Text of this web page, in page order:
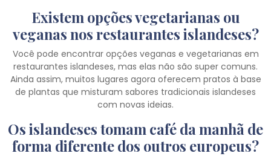
Existem opções vegetarianas ou
veganas nos restaurantes islandeses?
Você pode encontrar opções veganas e vegetarianas em
restaurantes islandeses, mas elas não são super comuns.
Ainda assim, muitos lugares agora oferecem pratos à base
de plantas que misturam sabores tradicionais islandeses
com novas ideias.
Os islandeses tomam café da manhã de
forma diferente dos outros europeus?